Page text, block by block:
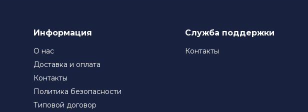
Информация
О нас
Доставка и оплата
Контакты
Политика безопасности
Типовой договор
Служба поддержки
Контакты